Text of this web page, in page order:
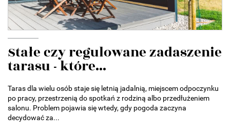
Stałe czy regulowane zadaszenie
tarasu - które...
Taras dla wielu osób staje się letnią jadalnią, miejscem odpoczynku
po pracy, przestrzenią do spotkań z rodziną albo przedłużeniem
salonu. Problem pojawia się wtedy, gdy pogoda zaczyna
decydować za...